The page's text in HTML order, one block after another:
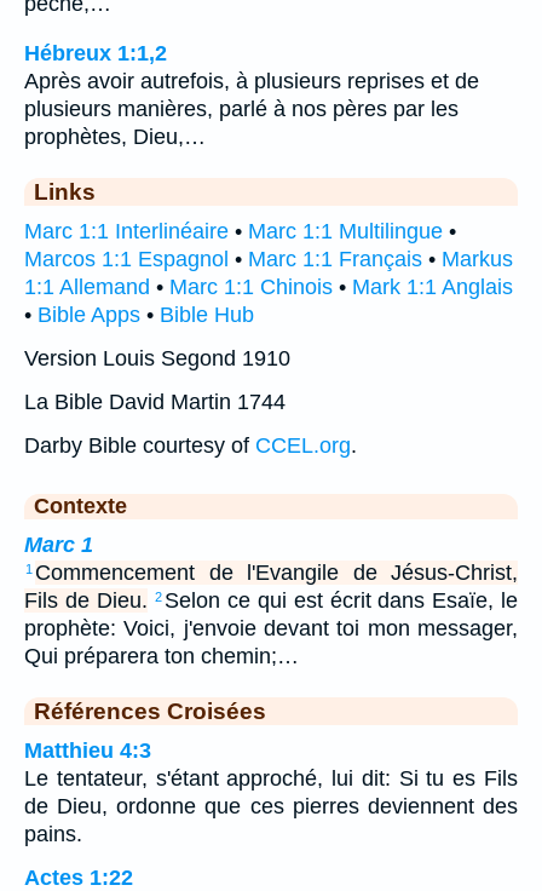
Hébreux 1:1,2
Après avoir autrefois, à plusieurs reprises et de
plusieurs manières, parlé à nos pères par les
prophètes, Dieu,…
Links
Marc 1:1 Interlinéaire • Marc 1:1 Multilingue •
Marcos 1:1 Espagnol • Marc 1:1 Français • Markus
1:1 Allemand • Marc 1:1 Chinois • Mark 1:1 Anglais
• Bible Apps • Bible Hub
Version Louis Segond 1910
La Bible David Martin 1744
Darby Bible courtesy of CCEL.org.
Contexte
Marc 1
1 Commencement de l'Evangile de Jésus-Christ,
Fils de Dieu.
2 Selon ce qui est écrit dans Esaïe, le
prophète: Voici, j'envoie devant toi mon messager,
Qui préparera ton chemin;…
Références Croisées
Matthieu 4:3
Le tentateur, s'étant approché, lui dit: Si tu es Fils
de Dieu, ordonne que ces pierres deviennent des
pains.
Actes 1:22